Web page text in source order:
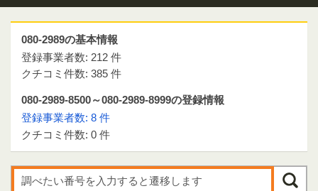
080-2989の基本情報
登録事業者数: 212 件
クチコミ件数: 385 件
080-2989-8500～080-2989-8999の登録情報
登録事業者数: 8 件
クチコミ件数: 0 件